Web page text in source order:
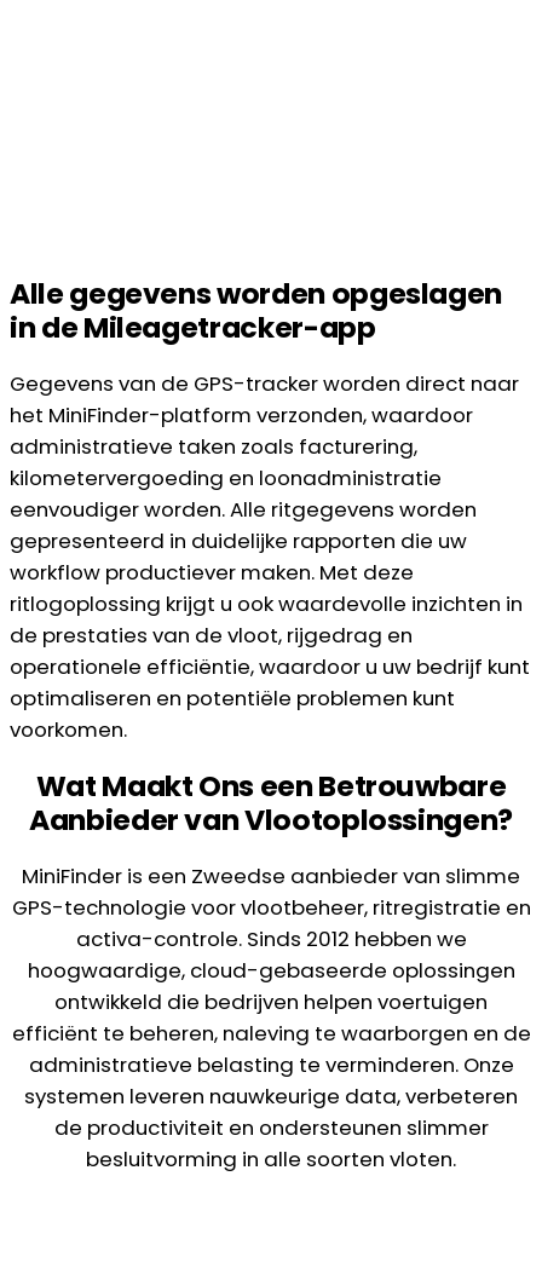
Alle gegevens worden opgeslagen
in de Mileagetracker-app
Gegevens van de GPS-tracker worden direct naar
het MiniFinder-platform verzonden, waardoor
administratieve taken zoals facturering,
kilometervergoeding en loonadministratie
eenvoudiger worden. Alle ritgegevens worden
gepresenteerd in duidelijke rapporten die uw
workflow productiever maken. Met deze
ritlogoplossing krijgt u ook waardevolle inzichten in
de prestaties van de vloot, rijgedrag en
operationele efficiëntie, waardoor u uw bedrijf kunt
optimaliseren en potentiële problemen kunt
voorkomen.
Wat Maakt Ons een Betrouwbare
Aanbieder van Vlootoplossingen?
MiniFinder is een Zweedse aanbieder van slimme
GPS-technologie voor vlootbeheer, ritregistratie en
activa-controle. Sinds 2012 hebben we
hoogwaardige, cloud-gebaseerde oplossingen
ontwikkeld die bedrijven helpen voertuigen
efficiënt te beheren, naleving te waarborgen en de
administratieve belasting te verminderen. Onze
systemen leveren nauwkeurige data, verbeteren
de productiviteit en ondersteunen slimmer
besluitvorming in alle soorten vloten.